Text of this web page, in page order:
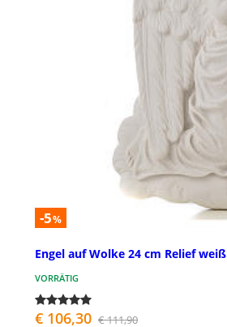
-5%
Engel auf Wolke 24 cm Relief weiß
VORRÄTIG
€ 106,30 € 111,90